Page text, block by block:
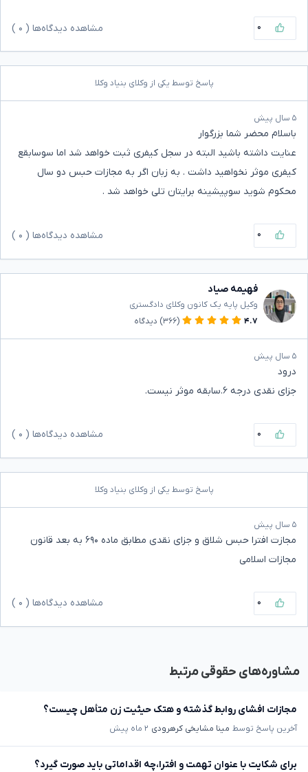
۰ مشاهده دیدگاه‌ها ( ۰
پاسخ توسط یکی از وکلای بنیاد وکلا
۵ سال پیش
باسلام محضر شما بزرگوار
عنایت داشته باشید البته در سجل کیفری ثبت خواهد شد اما سوسابقع
کیفری موثر نخواهید داشت . به زبان اگر به مجازات حبس دو سال
محکوم شوید سوپیشینه برایتان تلی خواهد شد .
۰ مشاهده دیدگاه‌ها ( ۰
فهیمه صیاد
وکیل پایه یک کانون وکلای دادگستری
۴.۷
(۳۶۶) دیدگاه
۵ سال پیش
درود
جزای نقدی درجه ۶.سابقه موثر نیست.
۰ مشاهده دیدگاه‌ها ( ۰
پاسخ توسط یکی از وکلای بنیاد وکلا
۵ سال پیش
مجازت افترا حبس شلاق و جزای نقدی مطابق ماده ۶۹۰ به بعد قانون
مجازات اسلامی
۰ مشاهده دیدگاه‌ها ( ۰
مشاوره‌های حقوقی مرتبط
مجازات افشای روابط گذشته و هتک حیثیت زن متأهل چیست؟
آخرین پاسخ توسط مینا مشایخی کرهرودی ۲ ماه پیش
برای شکایت با عنوان تهمت و افترا،چه اقداماتی باید صورت گیرد؟